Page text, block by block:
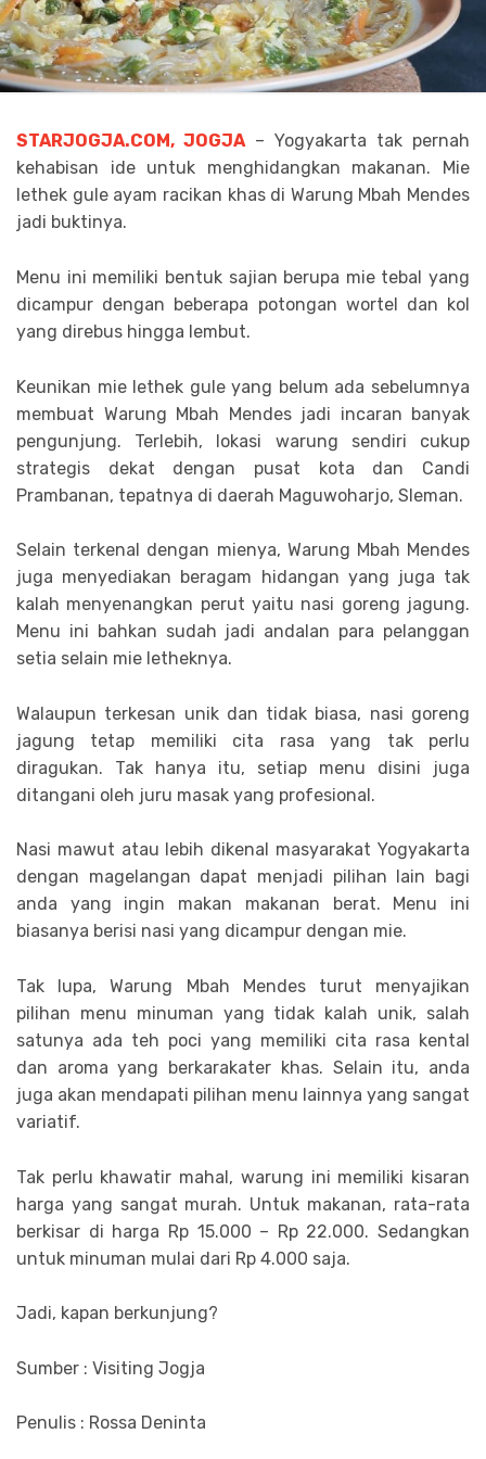
STARJOGJA.COM, JOGJA– Yogyakarta tak pernah
kehabisan ide untuk menghidangkan makanan. Mie
lethek gule ayam racikan khas di Warung Mbah Mendes
jadi buktinya.
Menu ini memiliki bentuk sajian berupa mie tebal yang
dicampur dengan beberapa potongan wortel dan kol
yang direbus hingga lembut.
Keunikan mie lethek gule yang belum ada sebelumnya
membuat Warung Mbah Mendes jadi incaran banyak
pengunjung. Terlebih, lokasi warung sendiri cukup
strategis dekat dengan pusat kota dan Candi
Prambanan, tepatnya di daerah Maguwoharjo, Sleman.
Selain terkenal dengan mienya, Warung Mbah Mendes
juga menyediakan beragam hidangan yang juga tak
kalah menyenangkan perut yaitu nasi goreng jagung.
Menu ini bahkan sudah jadi andalan para pelanggan
setia selain mie letheknya.
Walaupun terkesan unik dan tidak biasa, nasi goreng
jagung tetap memiliki cita rasa yang tak perlu
diragukan. Tak hanya itu, setiap menu disini juga
ditangani oleh juru masak yang profesional.
Nasi mawut atau lebih dikenal masyarakat Yogyakarta
dengan magelangan dapat menjadi pilihan lain bagi
anda yang ingin makan makanan berat. Menu ini
biasanya berisi nasi yang dicampur dengan mie.
Tak lupa, Warung Mbah Mendes turut menyajikan
pilihan menu minuman yang tidak kalah unik, salah
satunya ada teh poci yang memiliki cita rasa kental
dan aroma yang berkarakater khas. Selain itu, anda
juga akan mendapati pilihan menu lainnya yang sangat
variatif.
Tak perlu khawatir mahal, warung ini memiliki kisaran
harga yang sangat murah. Untuk makanan, rata-rata
berkisar di harga Rp 15.000 – Rp 22.000. Sedangkan
untuk minuman mulai dari Rp 4.000 saja.
Jadi, kapan berkunjung?
Sumber : Visiting Jogja
Penulis : Rossa Deninta